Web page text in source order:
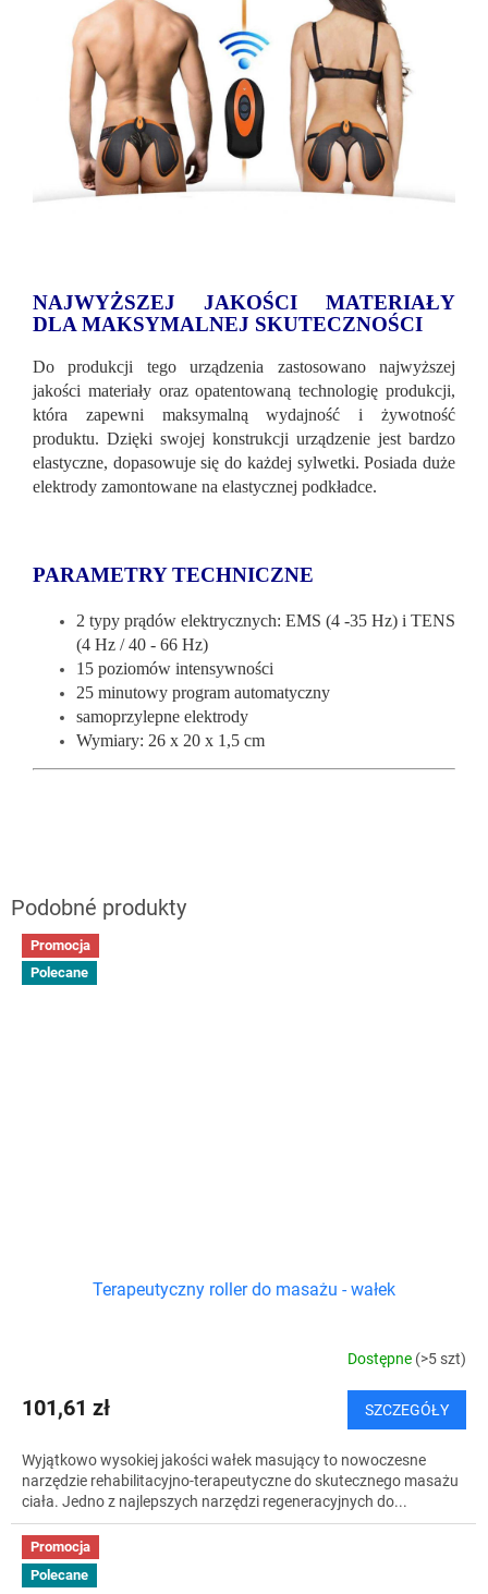
NAJWYŻSZEJ JAKOŚCI MATERIAŁY
DLA MAKSYMALNEJ SKUTECZNOŚCI
Do produkcji tego urządzenia zastosowano najwyższej
jakości materiały oraz opatentowaną technologię produkcji,
która zapewni maksymalną wydajność i żywotność
produktu. Dzięki swojej konstrukcji urządzenie jest bardzo
elastyczne, dopasowuje się do każdej sylwetki. Posiada duże
elektrody zamontowane na elastycznej podkładce.
PARAMETRY TECHNICZNE
2 typy prądów elektrycznych: EMS (4 -35 Hz) i TENS
(4 Hz / 40 - 66 Hz)
15 poziomów intensywności
25 minutowy program automatyczny
samoprzylepne elektrody
Wymiary: 26 x 20 x 1,5 cm
Promocja
Polecane
Terapeutyczny roller do masażu - wałek
Dostępne (>5 szt)
101,61 zł SZCZEGÓŁY
Wyjątkowo wysokiej jakości wałek masujący to nowoczesne
narzędzie rehabilitacyjno-terapeutyczne do skutecznego masażu
ciała. Jedno z najlepszych narzędzi regeneracyjnych do...
Promocja
Polecane